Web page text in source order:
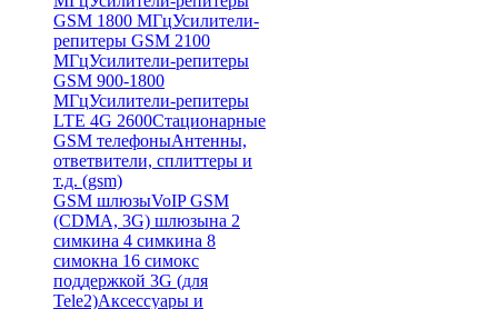
GSM 1800 МГцУсилители-
репитеры GSM 2100
МГцУсилители-репитеры
GSM 900-1800
МГцУсилители-репитеры
LTE 4G 2600Стационарные
GSM телефоныАнтенны,
ответвители, сплиттеры и
т.д. (gsm)
GSM шлюзыVoIP GSM
(CDMA, 3G) шлюзына 2
симкина 4 симкина 8
симокна 16 симокс
поддержкой 3G (для
Tele2)Аксессуары и